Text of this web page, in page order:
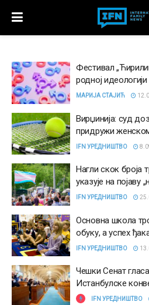
Фестивал
родној идеологији
МАРИЈА СТАЈИЋ
Вирџинија: суд
придружи
IFN УРЕДНИШТВО
Нагли скок броја
указује на појаву
IFN УРЕДНИШТВО
Основна школа
обуку, а успех
IFN УРЕДНИШТВО
Чешки Сенат
Истанбулске
IFN УРЕДНИШТВО